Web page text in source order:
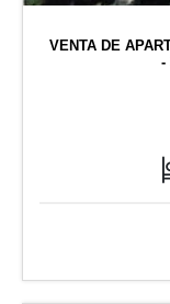
VENTA DE
-